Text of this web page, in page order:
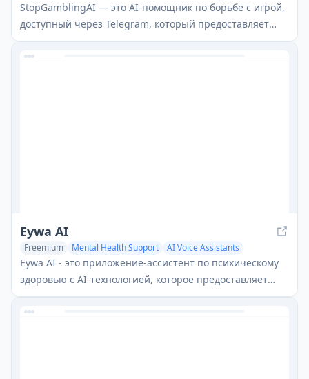
StopGamblingAI — это AI-помощник по борьбе с игрой,
доступный через Telegram, который предоставляет
24/7 персонализированную поддержку, чтобы помочь
пользователям преодолеть игровую зависимость.
Eywa AI
Freemium Mental Health Support
AI Voice Assistants
AI Chatbot
Eywa AI - это приложение-ассистент по психическому
здоровью с AI-технологией, которое предоставляет
персонализированную поддержку, отслеживание
эмоций и научно обоснованные упражнения для